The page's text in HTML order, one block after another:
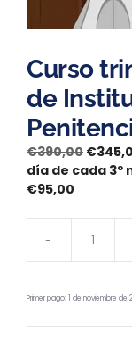
Curso
de
€390,00 €
día de cada 3º
€95,00
-
Primer pago: 1 de noviembre de